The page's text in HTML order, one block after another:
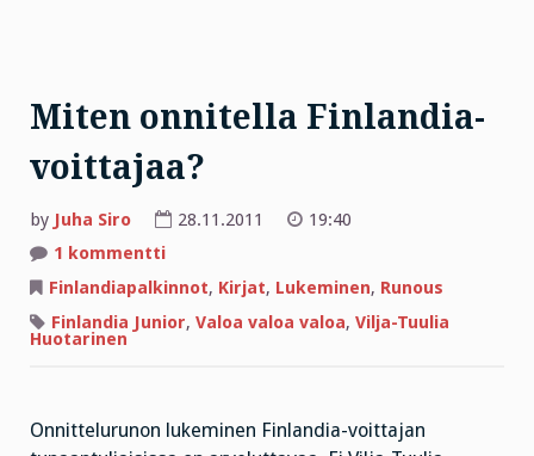
Miten onnitella Finlandia-
voittajaa?
by Juha Siro 28.11.2011
19:40
1 kommenttiartikkeliin
onnitella
Finlandia-
voittajaa?
Finlandiapalkinnot, Kirjat, Lukeminen, Runous
Finlandia Junior, Valoa valoa valoa, Vilja-Tuulia
Huotarinen
Onnittelurunon lukeminen Finlandia-voittajan